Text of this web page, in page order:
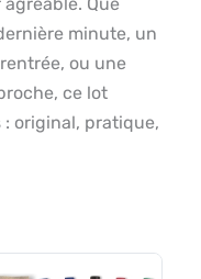
minute, un
ou une
ce lot
: original, pratique,